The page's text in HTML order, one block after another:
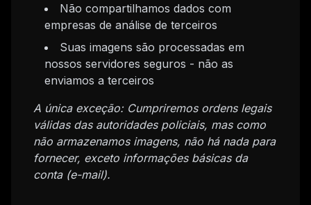
Não compartilhamos dados com
empresas de análise de terceiros
Suas imagens são processadas em
nossos servidores seguros - não as
enviamos a terceiros
A única exceção: Cumpriremos ordens legais
válidas das autoridades policiais, mas como
não armazenamos imagens, não há nada para
fornecer, exceto informações básicas da
conta (e-mail).